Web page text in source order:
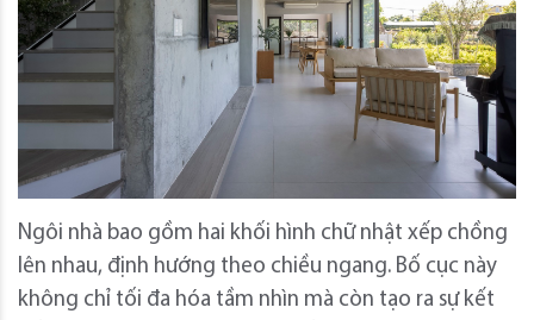
Ngôi nhà bao gồm hai khối hình chữ nhật xếp chồng
lên nhau, định hướng theo chiều ngang. Bố cục này
không chỉ tối đa hóa tầm nhìn mà còn tạo ra sự kết